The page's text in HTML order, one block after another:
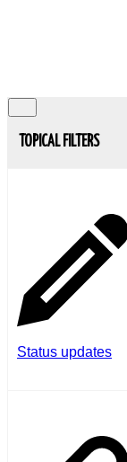
TOPICAL FILTERS
Status updates